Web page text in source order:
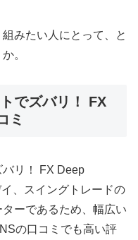
みたい人にとって、と
。
でズバリ！ FX
ミ
バリ！ FX Deep
、スイングトレードの
ーであるため、幅広い
の口コミでも高い評